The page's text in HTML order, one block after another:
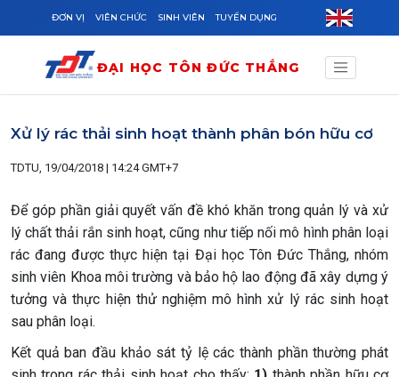
Skip to main content
ĐƠN VỊ VIÊN CHỨC SINH VIÊN TUYỂN DỤNG
ĐẠI HỌC TÔN ĐỨC THẮNG
Xử lý rác thải sinh hoạt thành phân bón hữu cơ
TDTU, 19/04/2018 | 14:24 GMT+7
Để góp phần giải quyết vấn đề khó khăn trong quản lý và xử
lý chất thải rắn sinh hoạt, cũng như tiếp nối mô hình phân loại
rác đang được thực hiện tại Đại học Tôn Đức Thắng, nhóm
sinh viên Khoa môi trường và bảo hộ lao động đã xây dựng ý
tưởng và thực hiện thử nghiệm mô hình xử lý rác sinh hoạt
sau phân loại.
Kết quả ban đầu khảo sát tỷ lệ các thành phần thường phát